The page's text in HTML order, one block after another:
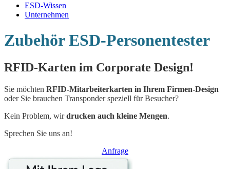
ESD-Wissen
Unternehmen
Zubehör ESD-Personentester
RFID-Karten im Corporate Design!
Sie möchten RFID-Mitarbeiterkarten in Ihrem Firmen-Design
oder Sie brauchen Transponder speziell für Besucher?
Kein Problem, wirdrucken auch kleine Mengen.
Sprechen Sie uns an!
Anfrage